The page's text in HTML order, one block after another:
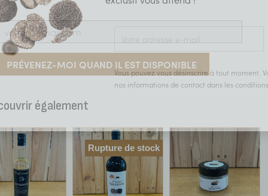
PRÉVENEZ-MOI QUAND IL EST DISPONIBLE
également
Rupture de stock
Vous pouvez vous désinscrire à tout moment.
nos informations de contact dans les